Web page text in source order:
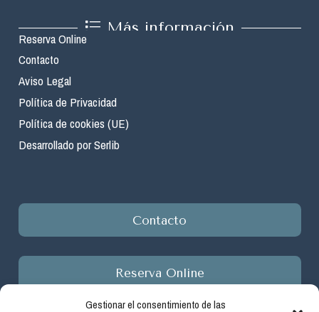
Gestionar el consentimiento de las
Más información
Reserva Online
Contacto
Aviso Legal
Política de Privacidad
Política de cookies (UE)
Desarrollado por Serlib
Contacto
Reserva Online